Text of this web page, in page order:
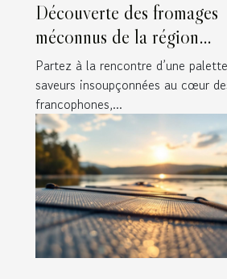
Découverte des fromages
méconnus de la région
francophone
Partez à la rencontre d’une
saveurs insoupçonnées au cœur
francophones,...